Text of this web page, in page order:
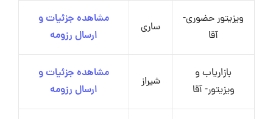
ویزیتور حضوری-
آقا
ساری
مشاهده جزئیات و
ارسال رزومه
بازاریاب و
ویزیتور- آقا
شیراز
مشاهده جزئیات و
ارسال رزومه